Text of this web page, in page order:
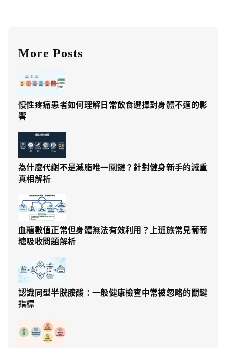
More Posts
慢性疼痛患者如何理解日常飲食選擇對身體不適的影
響
為什麼代謝不是減脂唯一關鍵？針對健身新手的減重
真相解析
血糖數值正常但身體無法有效利用？上班族常見葡萄
糖吸收問題解析
認識同型半胱胺酸：一般健康檢查中常被忽略的關鍵
指標